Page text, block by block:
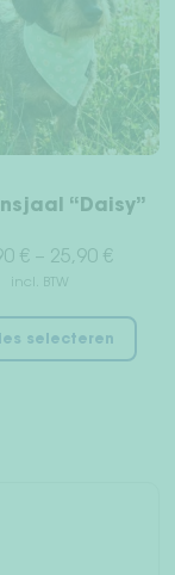
“Daisy”
€ – 25,90 €
incl. BTW
selecteren
Dit